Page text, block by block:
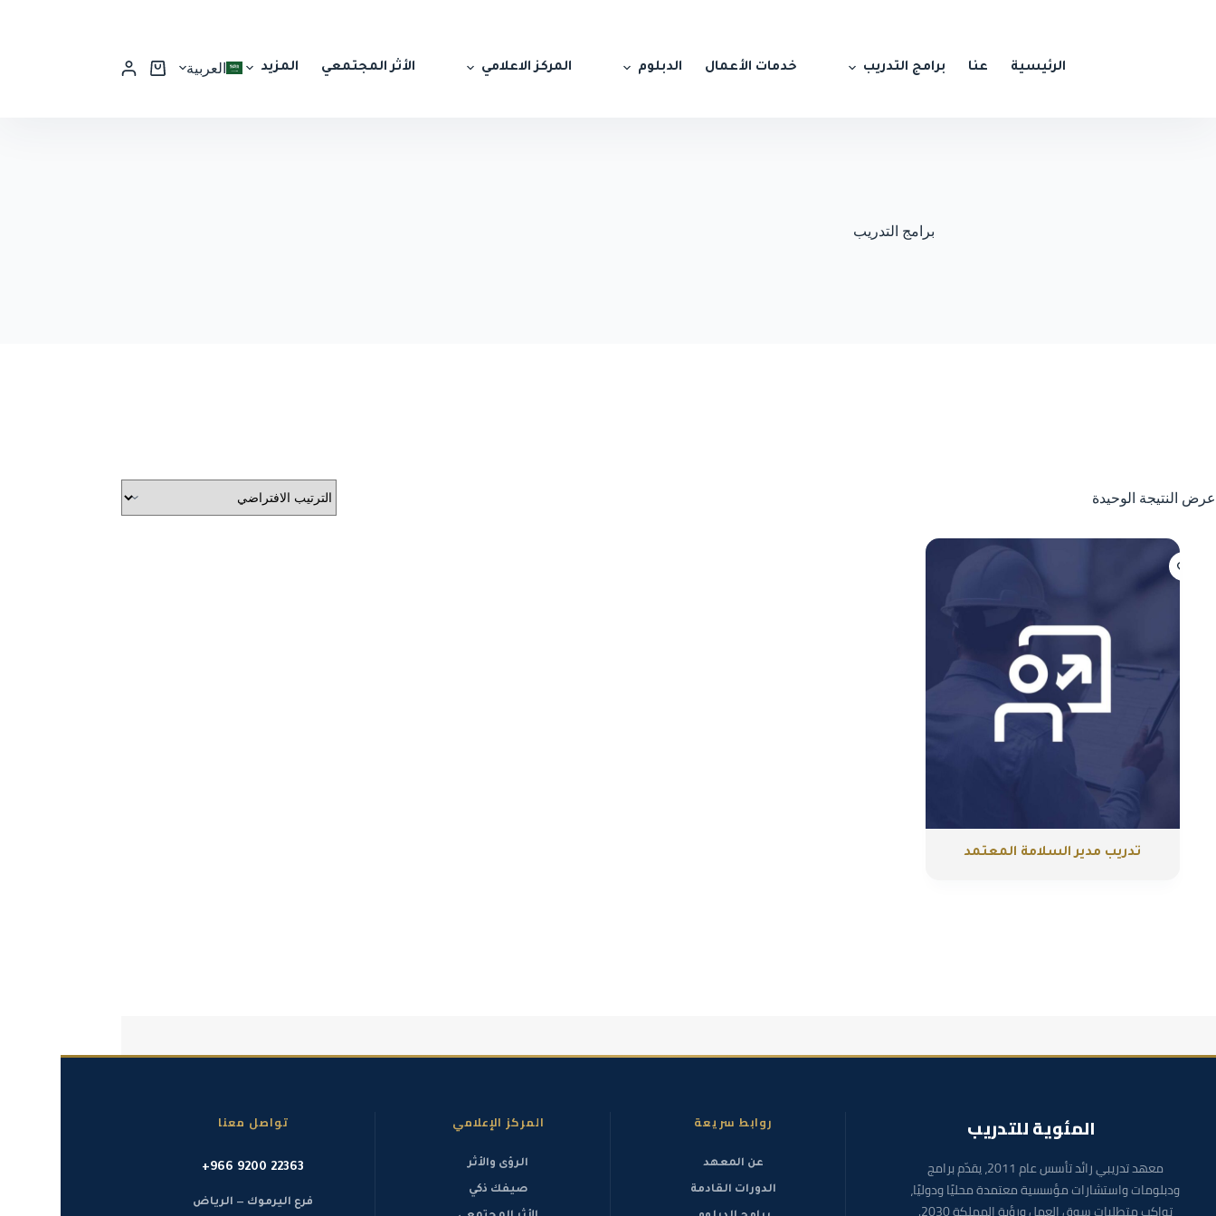
الرئيسية عنا برامج التدريب خدمات الأعمال الدبلوم المركز الاعلامي الأثر المجتمعي المزيد العربية
برامج التدريب
عرض النتيجة الوحيدة
تدريب مدير السلامة المعتمد
المئوية للتدريب
معهد تدريبي رائد تأسس عام 2011، يقدّم برامج
ودبلومات واستشارات مؤسسية معتمدة محليًا ودوليًا،
روابط سريعة
عن المعهد
الدورات القادمة
المركز الإعلامي
الرؤى والأثر
صيفك ذكي
تواصل معنا
+966 9200 22363
فرع اليرموك — الرياض